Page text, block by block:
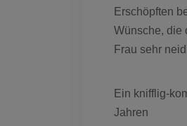
Erschöpften
Wünsche, die
Frau sehr
Ein knifflig-
Jahren